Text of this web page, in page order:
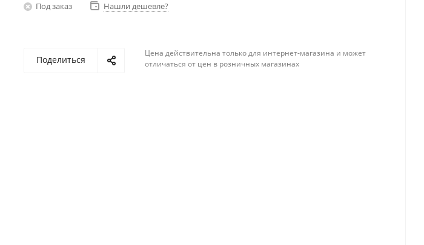
Под заказ Нашли дешевле?
Поделиться
Цена действительна только для интернет-магазина и может
отличаться от цен в розничных магазинах